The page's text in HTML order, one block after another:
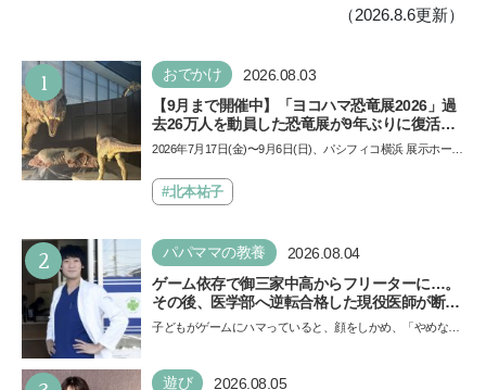
（2026.8.6更新）
1 おでかけ 2026.08.03
【9月まで開催中】「ヨコハマ恐竜展2026」過
去26万人を動員した恐竜展が9年ぶりに復活！
夏休みのおでかけで楽しむポイントを完全ガイ
2026年7月17日(金)〜9月6日(日)、パシフィコ横浜 展示ホール
催…#北本祐子
2 パパママの教養 2026.08.04
ゲーム依存で御三家中高からフリーターに…。
その後、医学部へ逆転合格した現役医師が断言
「ゲームの経験が受験勉強に役立った」そう考
子どもがゲームにハマっていると、顔をしかめ、「やめなさ
い…
遊び 2026.08.05